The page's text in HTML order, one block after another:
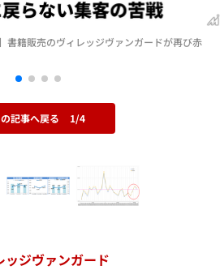
書籍販売のヴィレッジヴァンガードが再び赤
記事へ戻る 1/4
ッジヴァンガード